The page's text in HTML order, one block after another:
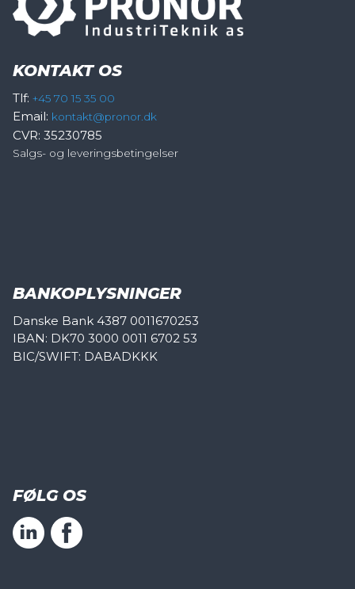
KONTAKT OS
Tlf: +45 70 15 35 00
Email: kontakt@pronor.dk
CVR: 35230785
Salgs- og leveringsbetingelser
BANKOPLYSNINGER
Danske Bank 4387 0011670253
IBAN: DK70 3000 0011 6702 53
BIC/SWIFT: DABADKKK
FØLG OS